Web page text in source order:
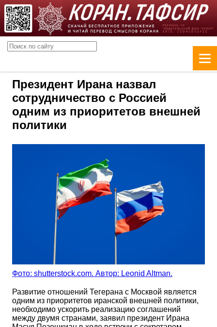
Президент Ирана назвал
сотрудничество с Россией
одним из приоритетов внешней
политики
Фото: shutterstock.com. Автор: Leonid Altman.
Развитие отношений Тегерана с Москвой является
одним из приоритетов иранской внешней политики,
необходимо ускорить реализацию соглашений
между двумя странами, заявил президент Ирана